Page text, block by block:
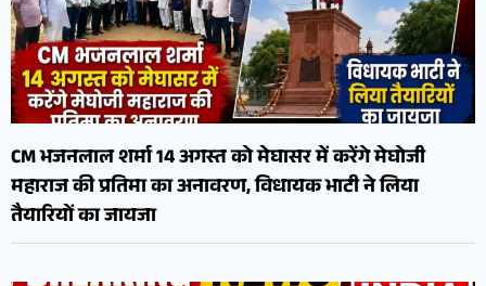
CM भजनलाल शर्मा 14 अगस्त को मेघासर में करेंगे मेघोजी
महाराज की प्रतिमा का अनावरण, विधायक भाटी ने लिया
तैयारियों का जायजा